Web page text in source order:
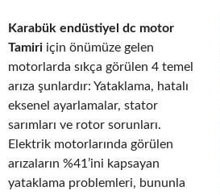
Karabük endüstiyel dc motor
Tamiri için önümüze gelen
motorlarda sıkça görülen 4 temel
arıza şunlardır: Yataklama, hatalı
eksenel ayarlamalar, stator
sarımları ve rotor sorunları.
Elektrik motorlarında görülen
arızaların %41’ini kapsayan
yataklama problemleri, bununla